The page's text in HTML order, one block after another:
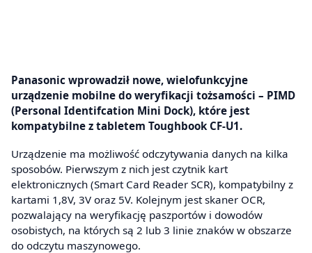
Panasonic wprowadził nowe, wielofunkcyjne
urządzenie mobilne do weryfikacji tożsamości – PIMD
(Personal Identifcation Mini Dock), które jest
kompatybilne z tabletem Toughbook CF-U1.
Urządzenie ma możliwość odczytywania danych na kilka
sposobów. Pierwszym z nich jest czytnik kart
elektronicznych (Smart Card Reader SCR), kompatybilny z
kartami 1,8V, 3V oraz 5V. Kolejnym jest skaner OCR,
pozwalający na weryfikację paszportów i dowodów
osobistych, na których są 2 lub 3 linie znaków w obszarze
do odczytu maszynowego.